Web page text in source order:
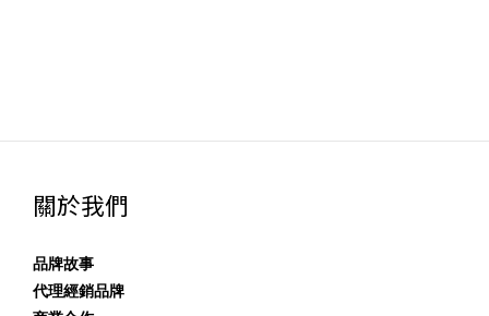
關於我們
品牌故事
代理經銷品牌